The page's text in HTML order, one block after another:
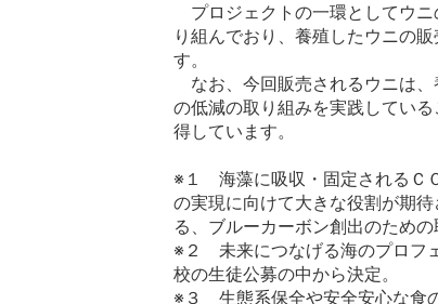
プロジェクトの一環としてウ
り組んでおり、養殖したウニの
す。
なお、今回販売されるウニは
の低減の取り組みを実践してい
得しています。
※１ 海藻に吸収・固定されるＣ
の実現に向けて大きな役割が期
る、ブルーカーボン創出のための
※２ 未来につなげる海のプロフ
校の生徒公募の中から決定。
※３ 生態系保全や安全安心な食